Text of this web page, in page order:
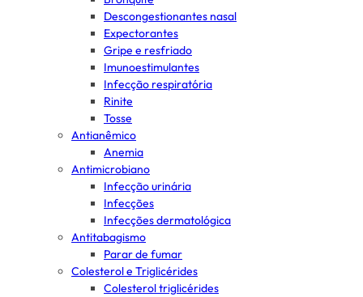
Descongestionantes nasal
Expectorantes
Gripe e resfriado
Imunoestimulantes
Infecção respiratória
Rinite
Tosse
Antianêmico
Anemia
Antimicrobiano
Infecção urinária
Infecções
Infecções dermatológica
Antitabagismo
Parar de fumar
Colesterol e Triglicérides
Colesterol triglicérides